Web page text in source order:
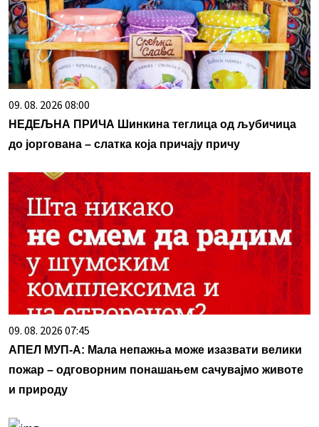
09. 08. 2026 08:00
НЕДЕЉНА ПРИЧА Шинкина теглица од љубичица
до јоргована – слатка која причају причу
09. 08. 2026 07:45
АПЕЛ МУП-А: Мала непажња може изазвати велики
пожар – одговорним понашањем сачувајмо животе
и природу